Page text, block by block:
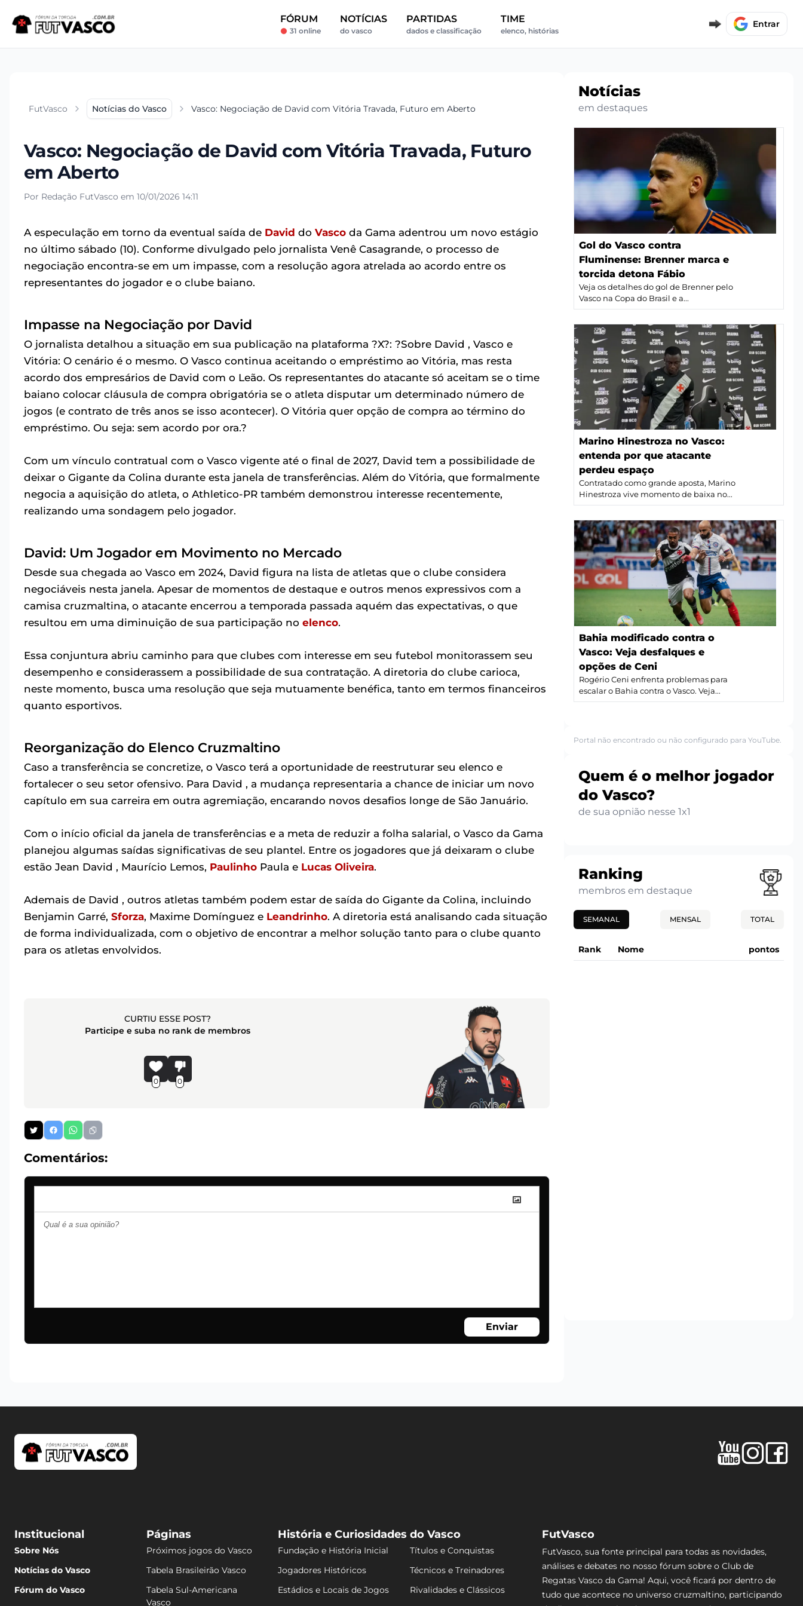
FÓRUM
31 online
NOTÍCIAS
do vasco
PARTIDAS
dados e classificação
TIME
elenco, histórias
Entrar
FutVasco Notícias do Vasco Vasco: Negociação de David com Vitória Travada, Futuro em Aberto
Vasco: Negociação de David com Vitória Travada, Futuro
em Aberto
Por Redação FutVasco em 10/01/2026 14:11
A especulação em torno da eventual saída de David do Vasco da Gama adentrou um novo estágio
no último sábado (10). Conforme divulgado pelo jornalista Venê Casagrande, o processo de
negociação encontra-se em um impasse, com a resolução agora atrelada ao acordo entre os
representantes do jogador e o clube baiano.
Impasse na Negociação por David
O jornalista detalhou a situação em sua publicação na plataforma ?X?: ?Sobre David , Vasco e
Vitória: O cenário é o mesmo. O Vasco continua aceitando o empréstimo ao Vitória, mas resta
acordo dos empresários de David com o Leão. Os representantes do atacante só aceitam se o time
baiano colocar cláusula de compra obrigatória se o atleta disputar um determinado número de
jogos (e contrato de três anos se isso acontecer). O Vitória quer opção de compra ao término do
empréstimo. Ou seja: sem acordo por ora.?
Com um vínculo contratual com o Vasco vigente até o final de 2027, David tem a possibilidade de
deixar o Gigante da Colina durante esta janela de transferências. Além do Vitória, que formalmente
negocia a aquisição do atleta, o Athletico-PR também demonstrou interesse recentemente,
realizando uma sondagem pelo jogador.
David: Um Jogador em Movimento no Mercado
Desde sua chegada ao Vasco em 2024, David figura na lista de atletas que o clube considera
negociáveis nesta janela. Apesar de momentos de destaque e outros menos expressivos com a
camisa cruzmaltina, o atacante encerrou a temporada passada aquém das expectativas, o que
resultou em uma diminuição de sua participação no elenco.
Essa conjuntura abriu caminho para que clubes com interesse em seu futebol monitorassem seu
desempenho e considerassem a possibilidade de sua contratação. A diretoria do clube carioca,
neste momento, busca uma resolução que seja mutuamente benéfica, tanto em termos financeiros
quanto esportivos.
Reorganização do Elenco Cruzmaltino
Caso a transferência se concretize, o Vasco terá a oportunidade de reestruturar seu elenco e
fortalecer o seu setor ofensivo. Para David , a mudança representaria a chance de iniciar um novo
capítulo em sua carreira em outra agremiação, encarando novos desafios longe de São Januário.
Com o início oficial da janela de transferências e a meta de reduzir a folha salarial, o Vasco da Gama
planejou algumas saídas significativas de seu plantel. Entre os jogadores que já deixaram o clube
estão Jean David , Maurício Lemos, Paulinho Paula e Lucas Oliveira.
Ademais de David , outros atletas também podem estar de saída do Gigante da Colina, incluindo
Benjamin Garré, Sforza, Maxime Domínguez e Leandrinho. A diretoria está analisando cada situação
de forma individualizada, com o objetivo de encontrar a melhor solução tanto para o clube quanto
para os atletas envolvidos.
CURTIU ESSE POST?
Participe e suba no rank de membros
0 0
Comentários:
Enviar
Notícias
em destaques
Gol do Vasco contra
Fluminense: Brenner marca e
torcida detona Fábio
Veja os detalhes do gol de Brenner pelo
Vasco na Copa do Brasil e a...
Marino Hinestroza no Vasco:
entenda por que atacante
perdeu espaço
Contratado como grande aposta, Marino
Hinestroza vive momento de baixa no...
Bahia modificado contra o
Vasco: Veja desfalques e
opções de Ceni
Rogério Ceni enfrenta problemas para
escalar o Bahia contra o Vasco. Veja...
Portal não encontrado ou não configurado para YouTube.
Quem é o melhor jogador
do Vasco?
de sua opnião nesse 1x1
Ranking
membros em destaque
SEMANAL MENSAL TOTAL
Rank Nome pontos
Institucional
Sobre Nós
Notícias do Vasco
Fórum do Vasco
Páginas
Próximos jogos do Vasco
Tabela Brasileirão Vasco
Tabela Sul-Americana
Vasco
História e Curiosidades do Vasco
Fundação e História Inicial
Títulos e Conquistas
Jogadores Históricos
Técnicos e Treinadores
Estádios e Locais de Jogos
Rivalidades e Clássicos
FutVasco
FutVasco, sua fonte principal para todas as novidades,
análises e debates no nosso fórum sobre o Club de
Regatas Vasco da Gama! Aqui, você ficará por dentro de
tudo que acontece no universo cruzmaltino, participando